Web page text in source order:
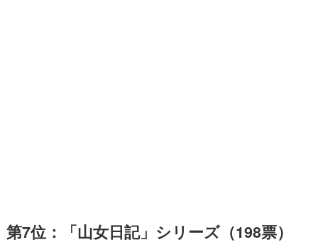
第7位：「山女日記」シリーズ（198票）